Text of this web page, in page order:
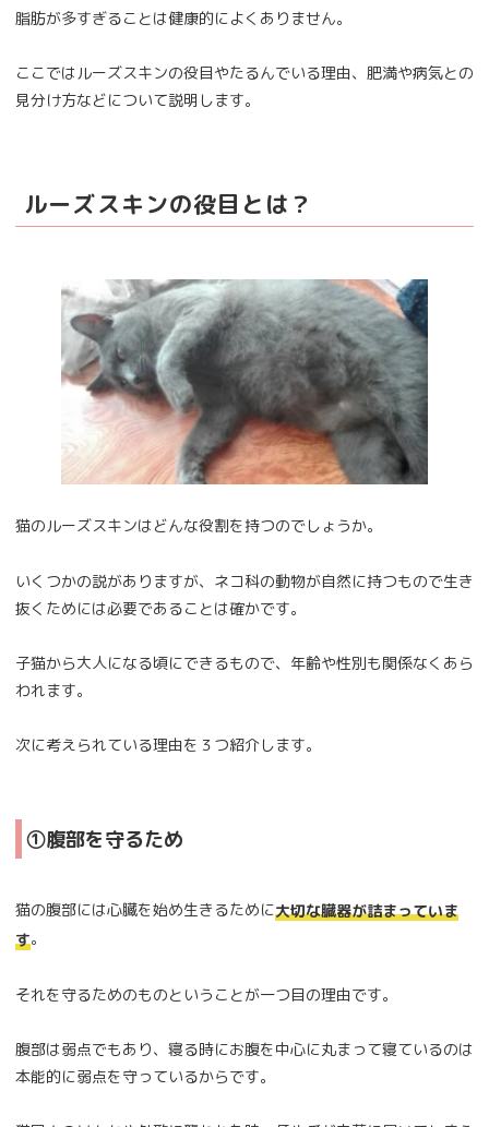
脂肪が多すぎることは健康的によくありません。
ここではルーズスキンの役目やたるんでいる理由、肥満や病気との
見分け方などについて説明します。
ルーズスキンの役目とは？
猫のルーズスキンはどんな役割を持つのでしょうか。
いくつかの説がありますが、ネコ科の動物が自然に持つもので生き
抜くためには必要であることは確かです。
子猫から大人になる頃にできるもので、年齢や性別も関係なくあら
われます。
次に考えられている理由を３つ紹介します。
①腹部を守るため
猫の腹部には心臓を始め生きるために大切な臓器が詰まっていま
す。
それを守るためのものということが一つ目の理由です。
腹部は弱点でもあり、寝る時にお腹を中心に丸まって寝ているのは
本能的に弱点を守っているからです。